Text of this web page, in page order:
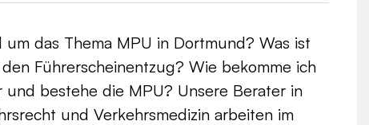
das Thema MPU in Dortmund? Was ist
Führerscheinentzug? Wie bekomme ich
und bestehe die MPU? Unsere Berater in
und Verkehrsmedizin arbeiten im